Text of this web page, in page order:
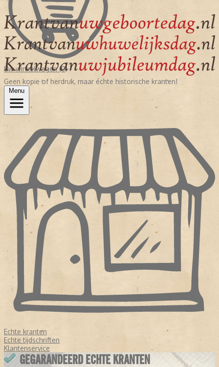
Uw winkelwagen (0)
Geen kopie of herdruk, maar échte historische kranten!
Menu
Echte kranten
Echte tijdschriften
Klantenservice
GEGARANDEERD ECHTE KRANTEN